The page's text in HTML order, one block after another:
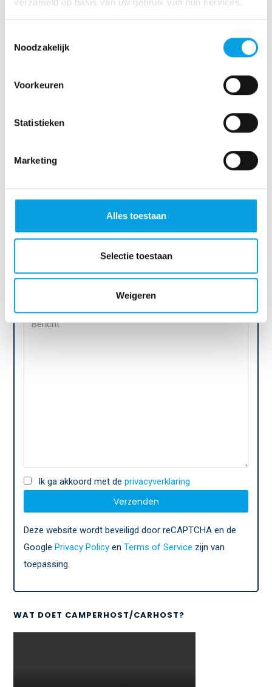
Noodzakelijk
Voorkeuren
Statistieken
Marketing
Alles toestaan
Selectie toestaan
Weigeren
Onze partners
Ik ga akkoord met de privacyverklaring
Deze website wordt beveiligd door reCAPTCHA en de
GooglePrivacy Policy enTerms of Service zijn van
toepassing.
WAT DOET CAMPERHOST/CARHOST?